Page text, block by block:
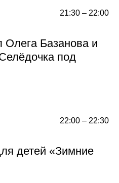
21:30 – 22:00
Олега Базанова и
под
22:00 – 22:30
детей «Зимние